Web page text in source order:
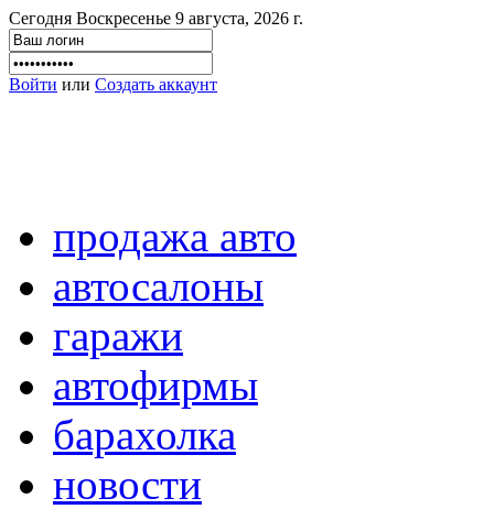
Сегодня Воскресенье 9 августа, 2026 г.
Войти или Создать аккаунт
продажа авто
автосалоны
гаражи
автофирмы
барахолка
новости